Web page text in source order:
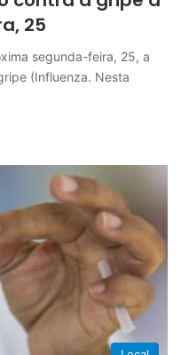
25
segunda-feira, 25, a
(Influenza. Nesta